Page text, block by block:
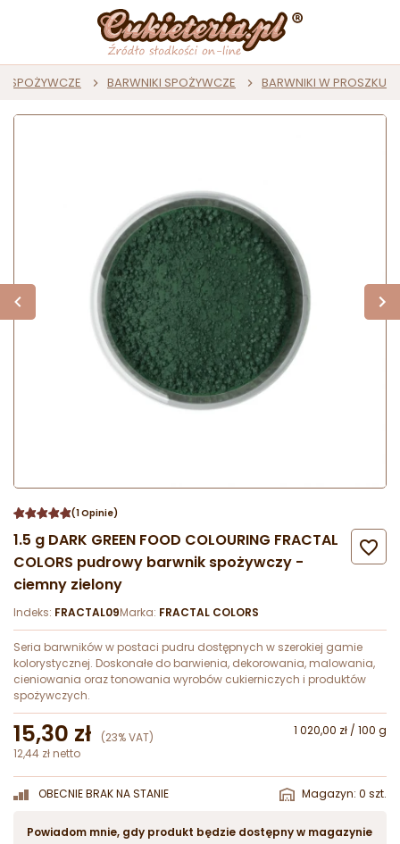
SPOŻYWCZE BARWNIKI SPOŻYWCZE BARWNIKI W PROSZKU
(1 Opinie)
1.5 g DARK GREEN FOOD COLOURING FRACTAL
COLORS pudrowy barwnik spożywczy -
ciemny zielony

Indeks: FRACTAL09Marka: FRACTAL COLORS
Seria barwników w postaci pudru dostępnych w szerokiej gamie
kolorystycznej. Doskonałe do barwienia, dekorowania, malowania,
cieniowania oraz tonowania wyrobów cukierniczych i produktów
spożywczych.
15,30 zł (23% VAT)
1 020,00 zł / 100 g
12,44 zł netto
OBECNIE BRAK NA STANIE Magazyn: 0 szt.
Powiadom mnie, gdy produkt będzie dostępny w magazynie